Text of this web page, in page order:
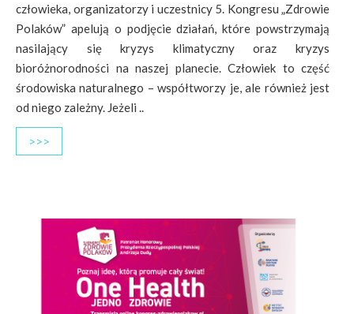
człowieka, organizatorzy i uczestnicy 5. Kongresu „Zdrowie
Polaków” apelują o podjęcie działań, które powstrzymają
nasilający się kryzys klimatyczny oraz kryzys
bioróżnorodności na naszej planecie. Człowiek to część
środowiska naturalnego – współtworzy je, ale również jest
od niego zależny. Jeżeli ..
>>>